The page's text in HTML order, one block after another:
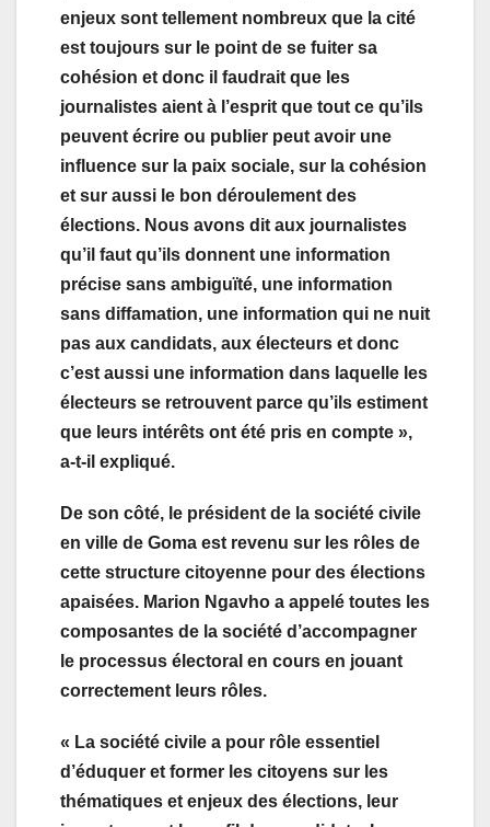
enjeux sont tellement nombreux que la cité
est toujours sur le point de se fuiter sa
cohésion et donc il faudrait que les
journalistes aient à l’esprit que tout ce qu’ils
peuvent écrire ou publier peut avoir une
influence sur la paix sociale, sur la cohésion
et sur aussi le bon déroulement des
élections. Nous avons dit aux journalistes
qu’il faut qu’ils donnent une information
précise sans ambiguïté, une information
sans diffamation, une information qui ne nuit
pas aux candidats, aux électeurs et donc
c’est aussi une information dans laquelle les
électeurs se retrouvent parce qu’ils estiment
que leurs intérêts ont été pris en compte »,
a-t-il expliqué.
De son côté, le président de la société civile
en ville de Goma est revenu sur les rôles de
cette structure citoyenne pour des élections
apaisées. Marion Ngavho a appelé toutes les
composantes de la société d’accompagner
le processus électoral en cours en jouant
correctement leurs rôles.
« La société civile a pour rôle essentiel
d’éduquer et former les citoyens sur les
thématiques et enjeux des élections, leur